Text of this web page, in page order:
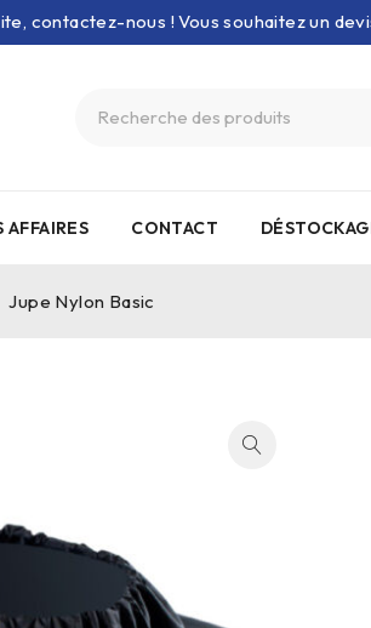
contactez-nous ! Vous souhaitez un
AFFAIRES CONTACT
Jupe Nylon Basic